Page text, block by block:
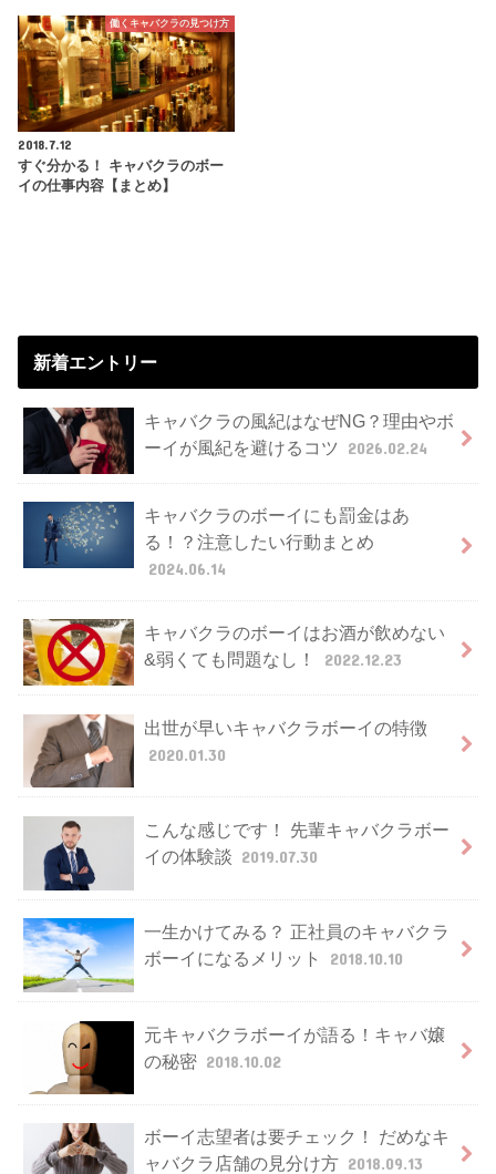
働くキャバクラの見つけ方
2018.7.12
すぐ分かる！ キャバクラのボー
イの仕事内容【まとめ】
新着エントリー
キャバクラの風紀はなぜNG？理由やボ
ーイが風紀を避けるコツ
2026.02.24
キャバクラのボーイにも罰金はあ
る！？注意したい行動まとめ
2024.06.14
キャバクラのボーイはお酒が飲めない
&弱くても問題なし！
2022.12.23
出世が早いキャバクラボーイの特徴
2020.01.30
こんな感じです！ 先輩キャバクラボー
イの体験談 2019.07.30
一生かけてみる？ 正社員のキャバクラ
ボーイになるメリット
2018.10.10
元キャバクラボーイが語る！キャバ嬢
の秘密 2018.10.02
ボーイ志望者は要チェック！ だめなキ
ャバクラ店舗の見分け方 2018.09.13